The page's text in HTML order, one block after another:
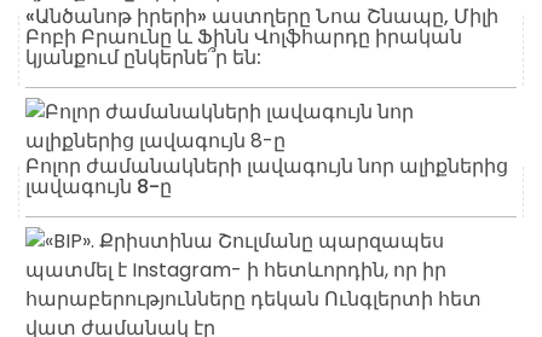
«Անծանոթ իրերի» աստղերը Նոա Շնապը, Միլի
Բոբի Բրաունը և Ֆինն Վոլֆհարդը իրական
կյանքում ընկերնե՞ր են:
Բոլոր ժամանակների լավագույն նոր ալիքներից
լավագույն 8-ը